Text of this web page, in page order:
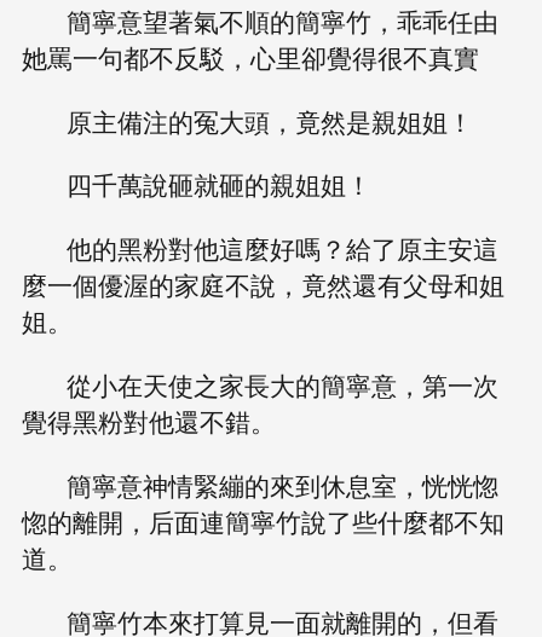
簡寧意望著氣不順的簡寧竹，乖乖任由
她罵一句都不反駁，心里卻覺得很不真實
原主備注的冤大頭，竟然是親姐姐！
四千萬說砸就砸的親姐姐！
他的黑粉對他這麼好嗎？給了原主安這
麼一個優渥的家庭不說，竟然還有父母和姐
姐。
從小在天使之家長大的簡寧意，第一次
覺得黑粉對他還不錯。
簡寧意神情緊繃的來到休息室，恍恍惚
惚的離開，后面連簡寧竹說了些什麼都不知
道。
簡寧竹本來打算見一面就離開的，但看